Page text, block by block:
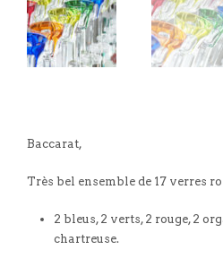
Baccarat,
Très bel ensemble de 17 verres
2 bleus, 2 verts, 2 rouge, 2
chartreuse.